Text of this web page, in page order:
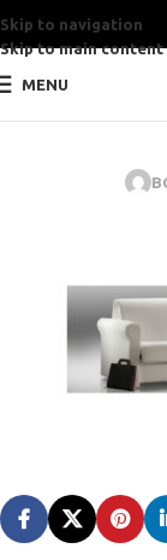
Skip to navigation
Skip to main content
MENU